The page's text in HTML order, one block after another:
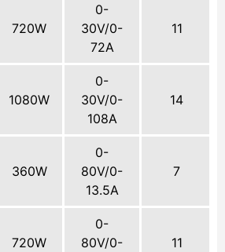
720W
0-
30V/0-
72A
11
1080W
0-
30V/0-
108A
14
360W
0-
80V/0-
13.5A
7
720W
0-
80V/0-
11